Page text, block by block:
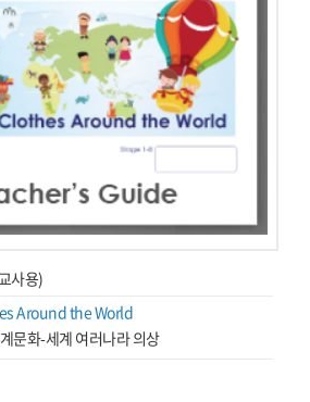
사용)
Around the World
문화-세계 여러나라 의상